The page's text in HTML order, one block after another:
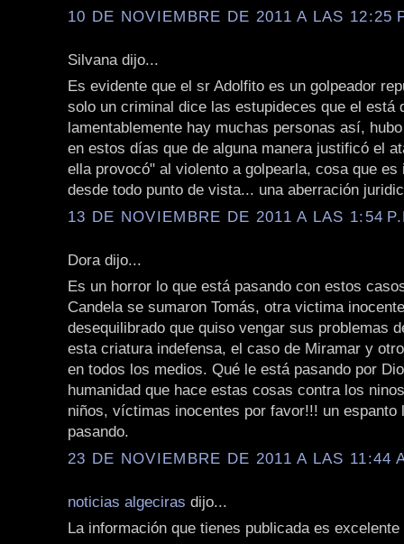
10 DE NOVIEMBRE DE 2011 A LAS 12:25
Silvana dijo...
Es evidente que el sr Adolfito es un golpeador
solo un criminal dice las estupideces que el está
lamentablemente hay muchas personas así,
en estos días que de alguna manera justificó el
ella provocó" al violento a golpearla, cosa que es
desde todo punto de vista... una aberración
13 DE NOVIEMBRE DE 2011 A LAS 1:54
Dora dijo...
Es un horror lo que está pasando con estos
Candela se sumaron Tomás, otra victima
desequilibrado que quiso vengar sus problemas
esta criatura indefensa, el caso de Miramar y
en todos los medios. Qué le está pasando por
humanidad que hace estas cosas contra los
niños, víctimas inocentes por favor!!! un espanto
pasando.
23 DE NOVIEMBRE DE 2011 A LAS 11:44
noticias algeciras dijo...
La información que tienes publicada es excelente